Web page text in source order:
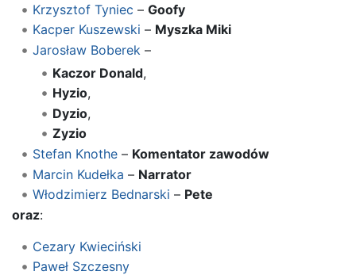
Krzysztof Tyniec – Goofy
Kacper Kuszewski – Myszka Miki
Jarosław Boberek –
Kaczor Donald,
Hyzio,
Dyzio,
Zyzio
Stefan Knothe– Komentator zawodów
Marcin Kudełka – Narrator
Włodzimierz Bednarski – Pete
oraz:
Cezary Kwieciński
Paweł Szczesny